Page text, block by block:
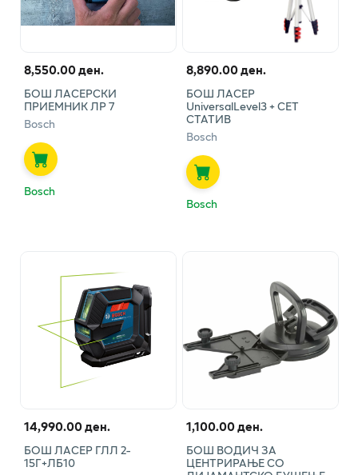
8,550.00 ден.
БОШ ЛАСЕРСКИ
ПРИЕМНИК ЛР 7
Bosch
Bosch
8,890.00 ден.
БОШ ЛАСЕР
UniversalLevel3 + СЕТ
СТАТИВ
Bosch
Bosch
14,990.00 ден.
БОШ ЛАСЕР ГЛЛ 2-
15Г+ЛБ10
1,100.00 ден.
БОШ ВОДИЧ ЗА
ЦЕНТРИРАЊЕ СО